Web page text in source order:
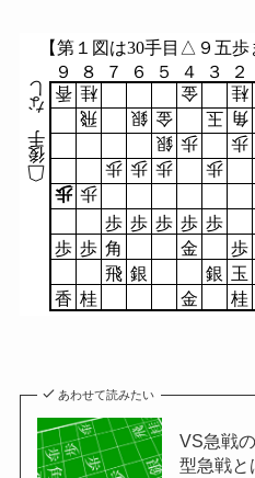
【第１図は30手目△９五歩
９
８ ７ ６ ５ ４ ３ ２
香 桂 金 桂
飛
銀 金 玉 角
銀 歩
歩
歩 歩 歩 歩
歩 歩
歩 歩 歩 歩 歩
歩 歩 角 金
歩
飛 銀 銀 玉
香 桂 金 桂
し
な
手
後
あわせて読みたい
VS急戦
型急戦と